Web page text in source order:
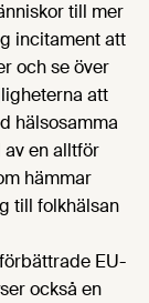
till mer
incitament att
och se över
att
hälsosamma
en alltför
hämmar
till folkhälsan
EU-
också en